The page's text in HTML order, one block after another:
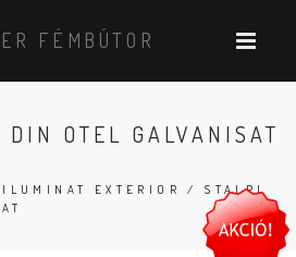
FÉMBÚTOR
DIN OTEL GALVANISAT
EXTERIOR/ STALPI